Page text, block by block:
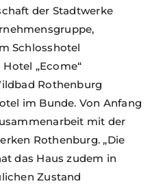
der Stadtwerke
Schlosshotel
„Ecome“
Rothenburg
im Bunde. Von Anfang
mit der
Rothenburg. „Die
das Haus zudem in
Zustand